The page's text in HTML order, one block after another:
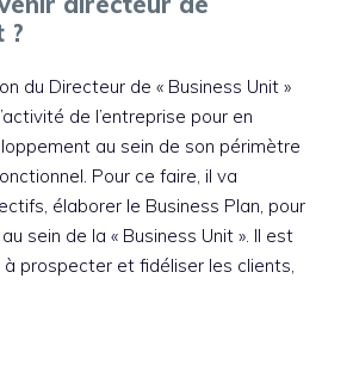
?
du Directeur de « Business Unit »
de l’entreprise pour en
au sein de son périmètre
Pour ce faire, il va
élaborer le Business Plan, pour
sein de la « Business Unit ». Il est
prospecter et fidéliser les clients,